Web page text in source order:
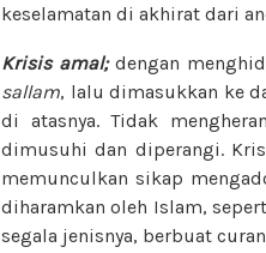
keselamatan di akhirat dari
Krisis amal; dengan
sallam, lalu dimasukkan ke
di atasnya. Tidak
dimusuhi dan diperangi.
memunculkan sikap
diharamkan oleh Islam,
segala jenisnya, berbuat